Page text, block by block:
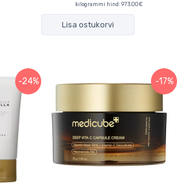
kilogrammi hind: 973.00€
Lisa ostukorvi
-24% -17%